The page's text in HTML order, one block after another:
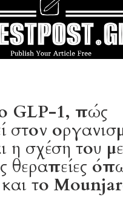
GLP-1, πώς
στον
η σχέση του με
θεραπείες
το